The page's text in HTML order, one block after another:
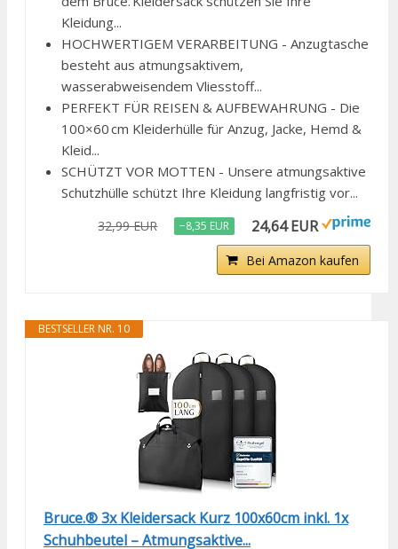
Kleidung...
HOCHWERTIGEM VERARBEITUNG - Anzugtasche
besteht aus atmungsaktivem,
wasserabweisendem Vliesstoff...
PERFEKT FÜR REISEN & AUFBEWAHRUNG - Die
100×60 cm Kleiderhülle für Anzug, Jacke, Hemd &
Kleid...
SCHÜTZT VOR MOTTEN - Unsere atmungsaktive
Schutzhülle schützt Ihre Kleidung langfristig vor...
32,99 EUR −8,35 EUR 24,64 EUR
Bei Amazon kaufen
BESTSELLER NR. 10
Bruce.® 3x Kleidersack Kurz 100x60cm inkl. 1x
Schuhbeutel – Atmungsaktive...